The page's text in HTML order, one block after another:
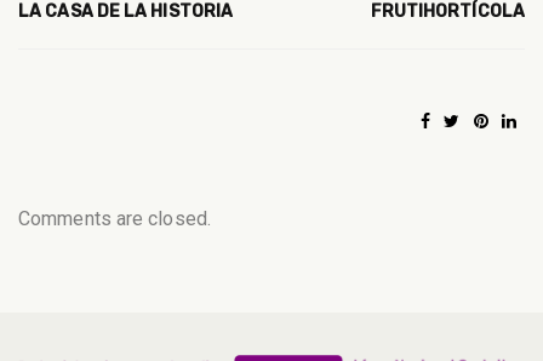
LA CASA DE LA HISTORIA
FRUTIHORTÍCOLA
Comments are closed.